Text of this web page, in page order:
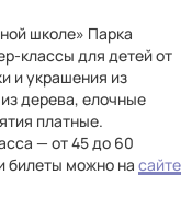
школе» Парка
классы для детей от
и украшения из
дерева, елочные
платные.
— от 45 до 60
билеты можно на сайте